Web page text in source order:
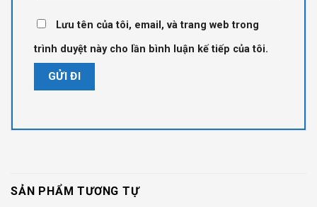
Lưu tên của tôi, email, và trang web trong
trình duyệt này cho lần bình luận kế tiếp của tôi.
SẢN PHẨM TƯƠNG TỰ